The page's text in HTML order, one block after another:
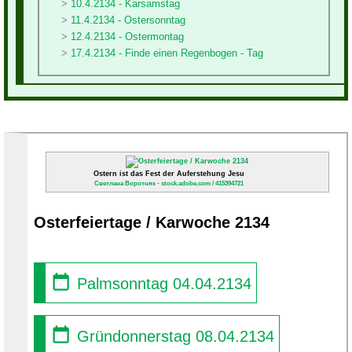
10.4.2134 - Karsamstag
11.4.2134 - Ostersonntag
12.4.2134 - Ostermontag
17.4.2134 - Finde einen Regenbogen - Tag
Ostern ist das Fest der Auferstehung Jesu
Светлана Воротняк - stock.adobe.com / 415394721
Osterfeiertage / Karwoche 2134
Palmsonntag 04.04.2134
Gründonnerstag 08.04.2134